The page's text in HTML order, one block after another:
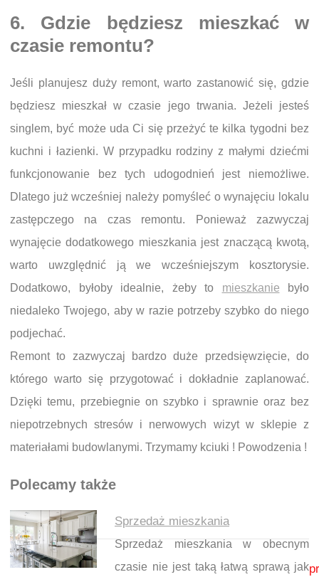
6. Gdzie będziesz mieszkać w
czasie remontu?
Jeśli planujesz duży remont, warto zastanowić się, gdzie
będziesz mieszkał w czasie jego trwania. Jeżeli jesteś
singlem, być może uda Ci się przeżyć te kilka tygodni bez
kuchni i łazienki. W przypadku rodziny z małymi dziećmi
funkcjonowanie bez tych udogodnień jest niemożliwe.
Dlatego już wcześniej należy pomyśleć o wynajęciu lokalu
zastępczego na czas remontu. Ponieważ zazwyczaj
wynajęcie dodatkowego mieszkania jest znaczącą kwotą,
warto uwzględnić ją we wcześniejszym kosztorysie.
Dodatkowo, byłoby idealnie, żeby to mieszkanie było
niedaleko Twojego, aby w razie potrzeby szybko do niego
podjechać.
Remont to zazwyczaj bardzo duże przedsięwzięcie, do
którego warto się przygotować i dokładnie zaplanować.
Dzięki temu, przebiegnie on szybko i sprawnie oraz bez
niepotrzebnych stresów i nerwowych wizyt w sklepie z
materiałami budowlanymi. Trzymamy kciuki ! Powodzenia !
Polecamy także
Sprzedaż mieszkania
Sprzedaż mieszkania w obecnym
czasie nie jest taką łatwą sprawą jak
Nawigacja wpisu